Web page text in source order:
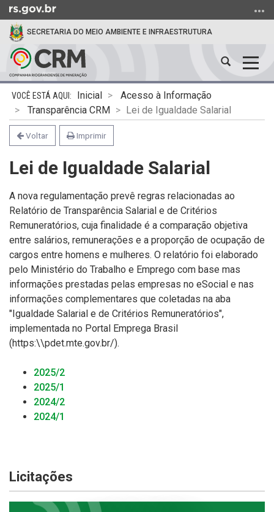
para
conteúdo
para
menu
para
busca
SECRETARIA DO MEIO AMBIENTE E INFRAESTRUTURA
Abrir
Início
conteúdo
Inicial
Acesso à Informação
Transparência CRM
Lei de Igualdade Salarial
Voltar Imprimir
Lei de Igualdade Salarial
A nova regulamentação prevê regras relacionadas ao
Relatório de Transparência Salarial e de Critérios
Remuneratórios, cuja finalidade é a comparação objetiva
entre salários, remunerações e a proporção de ocupação de
cargos entre homens e mulheres. O relatório foi elaborado
pelo Ministério do Trabalho e Emprego com base mas
informações prestadas pelas empresas no eSocial e nas
informações complementares que coletadas na aba
"Igualdade Salarial e de Critérios Remuneratórios",
implementada no Portal Emprega Brasil
(https:\\pdet.mte.gov.br/).
2025/2
2025/1
2024/2
2024/1
Licitações